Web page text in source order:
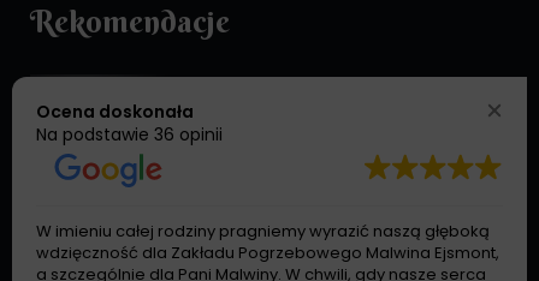
Rekomendacje
Ocena doskonała
Na podstawie 36 opinii
W imieniu całej rodziny pragniemy wyrazić naszą głęboką
wdzięczność dla Zakładu Pogrzebowego Malwina Ejsmont,
a szczególnie dla Pani Malwiny. W chwili, gdy nasze serca